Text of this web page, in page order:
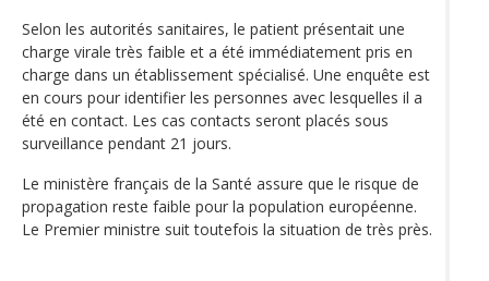
Selon les autorités sanitaires, le patient présentait une
charge virale très faible et a été immédiatement pris en
charge dans un établissement spécialisé. Une enquête est
en cours pour identifier les personnes avec lesquelles il a
été en contact. Les cas contacts seront placés sous
surveillance pendant 21 jours.
Le ministère français de la Santé assure que le risque de
propagation reste faible pour la population européenne.
Le Premier ministre suit toutefois la situation de très près.